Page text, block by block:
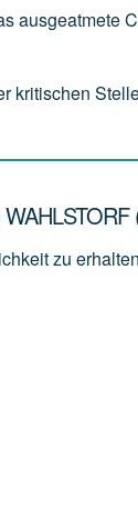
ausgeatmete
kritischen
zu